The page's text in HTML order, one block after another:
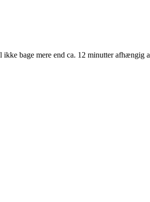
bage mere end ca. 12 minutter afhængig